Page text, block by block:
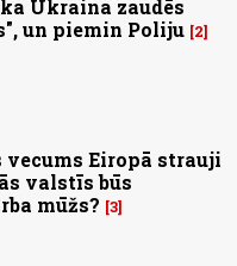
Ukraina zaudēs
un piemin Poliju 2
vecums Eiropā strauji
valstīs būs
mūžs? 3